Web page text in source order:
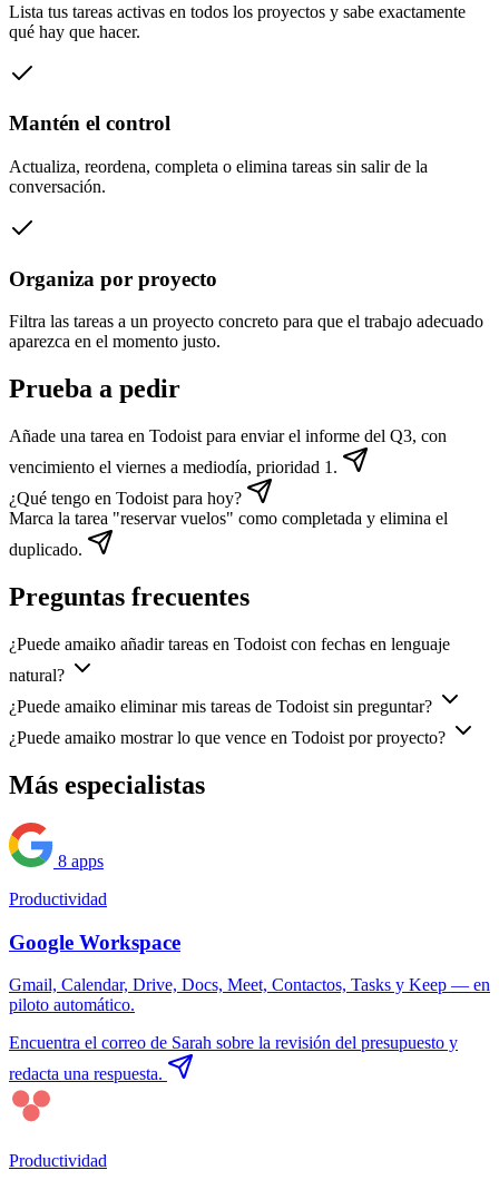
Lista tus tareas activas en todos los proyectos y sabe exactamente
qué hay que hacer.
Mantén el control
Actualiza, reordena, completa o elimina tareas sin salir de la
conversación.
Organiza por proyecto
Filtra las tareas a un proyecto concreto para que el trabajo adecuado
aparezca en el momento justo.
Prueba a pedir
Añade una tarea en Todoist para enviar el informe del Q3, con
vencimiento el viernes a mediodía, prioridad 1.
¿Qué tengo en Todoist para hoy?
Marca la tarea "reservar vuelos" como completada y elimina el
duplicado.
Preguntas frecuentes
¿Puede amaiko añadir tareas en Todoist con fechas en lenguaje
natural?
¿Puede amaiko eliminar mis tareas de Todoist sin preguntar?
¿Puede amaiko mostrar lo que vence en Todoist por proyecto?
Más especialistas
8 apps
Productividad
Google Workspace
Gmail, Calendar, Drive, Docs, Meet, Contactos, Tasks y Keep — en
piloto automático.
Encuentra el correo de Sarah sobre la revisión del presupuesto y
redacta una respuesta.
Productividad